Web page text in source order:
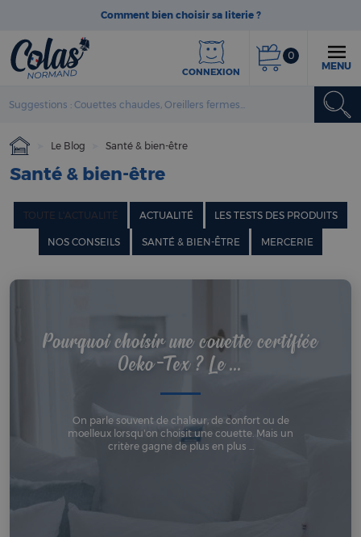
Comment bien choisir sa literie ?
CONNEXION
0
MENU
Le Blog Santé & bien-être
Santé & bien-être
TOUTE L'ACTUALITÉ ACTUALITÉ LES TESTS DES PRODUITS
NOS CONSEILS SANTÉ & BIEN-ÊTRE MERCERIE
Pourquoi choisir une couette certifiée
Oeko-Tex ? Le ...
On parle souvent de chaleur, de confort ou de
moelleux lorsqu’on choisit une couette. Mais un
critère gagne de plus en plus ...